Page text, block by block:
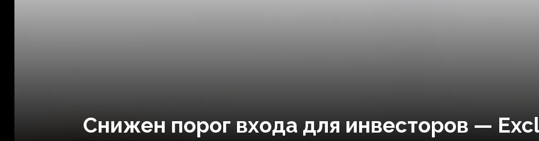
Снижен порог входа для инвесторов —